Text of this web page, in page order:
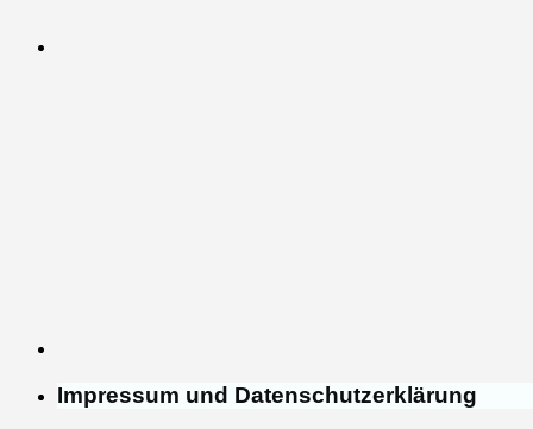
Impressum und Datenschutzerklärung